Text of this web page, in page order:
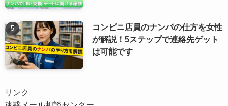
コンビニ店員のナンパの仕方を女性
が解説！5ステップで連絡先ゲット
は可能です
リンク